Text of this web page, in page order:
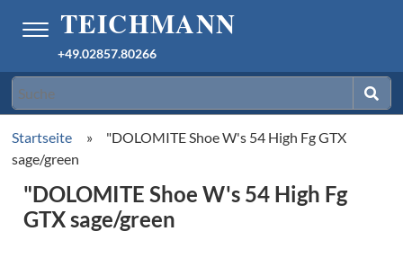
+49.02857.80266
Startseite »
"DOLOMITE Shoe W's 54 High Fg GTX
sage/green
"DOLOMITE Shoe W's 54 High Fg
GTX sage/green